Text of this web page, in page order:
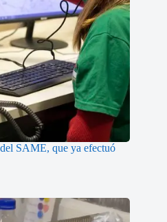
SAME, que ya efectuó